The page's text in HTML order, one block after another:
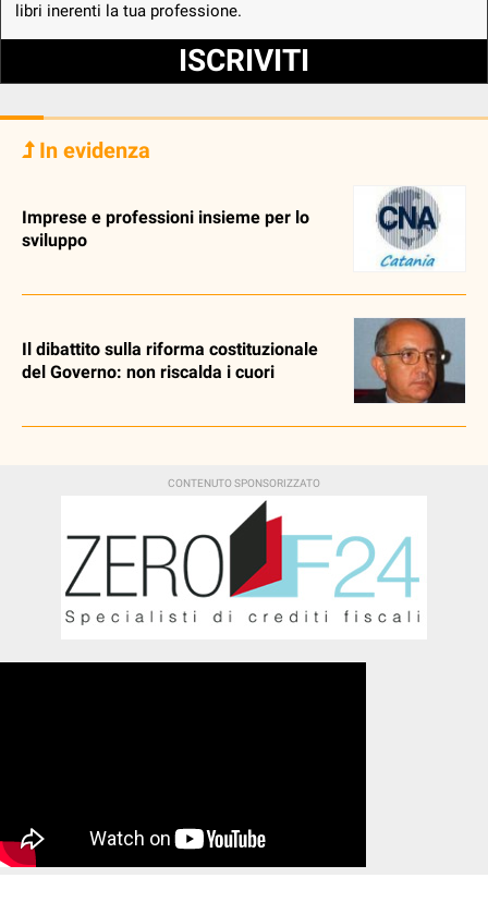
libri inerenti la tua professione.
ISCRIVITI
In evidenza
Imprese e professioni insieme per lo
sviluppo
Il dibattito sulla riforma costituzionale
del Governo: non riscalda i cuori